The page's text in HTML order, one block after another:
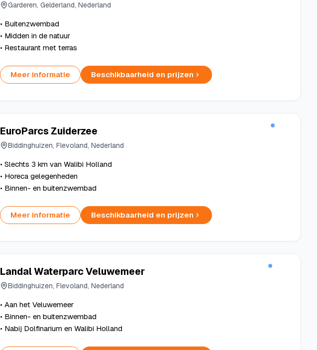
Garderen, Gelderland, Nederland
• Buitenzwembad
• Midden in de natuur
• Restaurant met terras
Beschikbaarheid en prijzen
Meer informatie
EuroParcs Zuiderzee
Biddinghuizen, Flevoland, Nederland
• Slechts 3 km van Walibi Holland
• Horeca gelegenheden
• Binnen- en buitenzwembad
Beschikbaarheid en prijzen
Meer informatie
Landal Waterparc Veluwemeer
Biddinghuizen, Flevoland, Nederland
• Aan het Veluwemeer
• Binnen- en buitenzwembad
• Nabij Dolfinarium en Walibi Holland